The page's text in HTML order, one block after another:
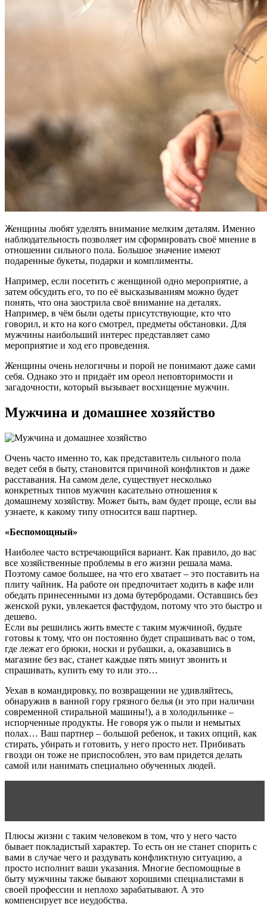
Женщины любят уделять внимание мелким деталям. Именно
наблюдательность позволяет им сформировать своё мнение в
отношении сильного пола. Большое значение имеют
подаренные букеты, подарки и комплименты.
Например, если посетить с женщиной одно мероприятие, а
затем обсудить его, то по её высказываниям можно будет
понять, что она заострила своё внимание на деталях.
Например, в чём были одеты присутствующие, кто что
говорил, и кто на кого смотрел, предметы обстановки. Для
мужчины наибольший интерес представляет само
мероприятие и ход его проведения.
Женщины очень нелогичны и порой не понимают даже сами
себя. Однако это и придаёт им ореол неповторимости и
загадочности, который вызывает восхищение мужчин.
Мужчина и домашнее хозяйство
Очень часто именно то, как представитель сильного пола
ведет себя в быту, становится причиной конфликтов и даже
расставания. На самом деле, существует несколько
конкретных типов мужчин касательно отношения к
домашнему хозяйству. Может быть, вам будет проще, если вы
узнаете, к какому типу относится ваш партнер.
«Беспомощный»
Наиболее часто встречающийся вариант. Как правило, до вас
все хозяйственные проблемы в его жизни решала мама.
Поэтому самое большее, на что его хватает – это поставить на
плиту чайник. На работе он предпочитает ходить в кафе или
обедать принесенными из дома бутербродами. Оставшись без
женской руки, увлекается фастфудом, потому что это быстро и
дешево.
Если вы решились жить вместе с таким мужчиной, будьте
готовы к тому, что он постоянно будет спрашивать вас о том,
где лежат его брюки, носки и рубашки, а, оказавшись в
магазине без вас, станет каждые пять минут звонить и
спрашивать, купить ему то или это…
Уехав в командировку, по возвращении не удивляйтесь,
обнаружив в ванной гору грязного белья (и это при наличии
современной стиральной машины!), а в холодильнике –
испорченные продукты. Не говоря уж о пыли и немытых
полах… Ваш партнер – большой ребенок, и таких опций, как
стирать, убирать и готовить, у него просто нет. Прибивать
гвозди он тоже не приспособлен, это вам придется делать
самой или нанимать специально обученных людей.
Плюсы жизни с таким человеком в том, что у него часто
бывает покладистый характер. То есть он не станет спорить с
вами в случае чего и раздувать конфликтную ситуацию, а
просто исполнит ваши указания. Многие беспомощные в
быту мужчины также бывают хорошими специалистами в
своей профессии и неплохо зарабатывают. А это
компенсирует все неудобства.